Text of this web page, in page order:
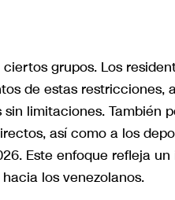
grupos. Los
de estas restricciones,
limitaciones. También
así como a los
Este enfoque refleja
los venezolanos.